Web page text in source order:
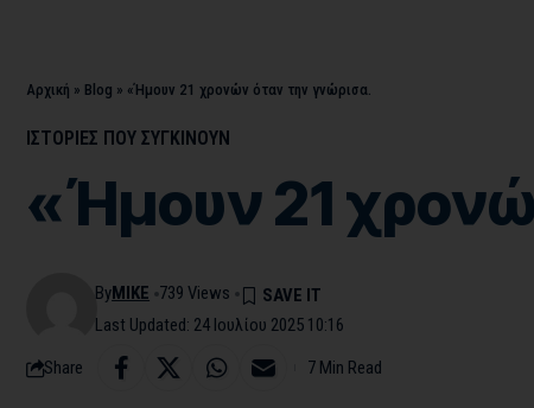
Αρχική » Blog » «Ήμουν 21 χρονών όταν την γνώρισα.
ΙΣΤΟΡΙΕΣ ΠΟΥ ΣΥΓΚΙΝΟΥΝ
«Ήμουν 21
Last Updated: 24 Ιουλίου 2025 10:16
ByMIKE 739 Views
Share 7 Min Read